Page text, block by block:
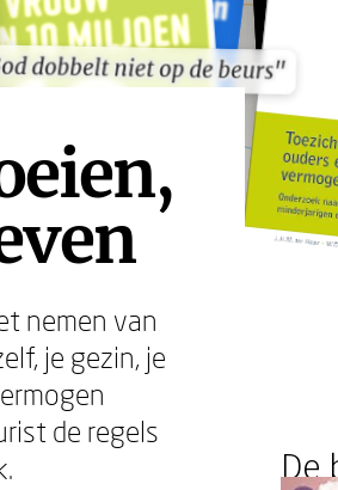
dobbelt niet op de beurs"
dobbelt niet op de beurs"
nemen van
je gezin, je
de regels
De